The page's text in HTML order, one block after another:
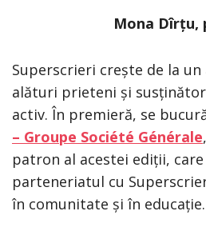
Mona Dîrțu,
Superscrieri crește de la
alături prieteni și
activ. În premieră, se
– Groupe Société Générale
patron al acestei ediții,
parteneriatul cu
în comunitate și în educație.